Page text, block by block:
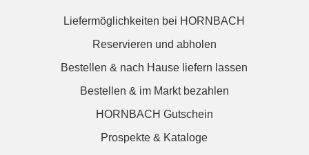
Liefermöglichkeiten bei HORNBACH
Reservieren und abholen
Bestellen & nach Hause liefern lassen
Bestellen & im Markt bezahlen
HORNBACH Gutschein
Prospekte & Kataloge